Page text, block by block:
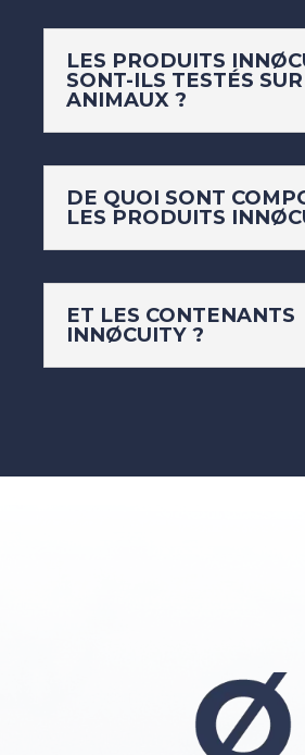
LES PRODUITS
SONT-ILS TESTÉS
ANIMAUX ?
DE QUOI SONT
LES PRODUITS
ET LES CONTENANTS
INNØCUITY ?